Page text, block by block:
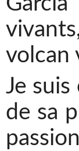
volcan
Je suis
de sa